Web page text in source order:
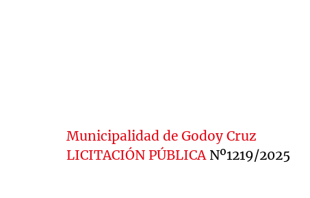
Municipalidad de Godoy Cruz
LICITACIÓN PÚBLICANº1219/2025